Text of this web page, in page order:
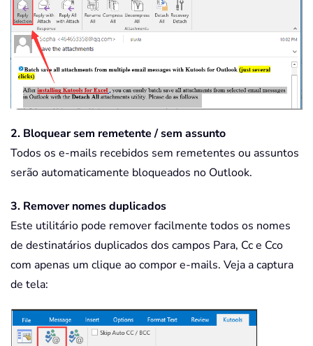
2. Bloquear sem remetente / sem assunto
Todos os e-mails recebidos sem remetentes ou assuntos
serão automaticamente bloqueados no Outlook.
3. Remover nomes duplicados
Este utilitário pode remover facilmente todos os nomes
de destinatários duplicados dos campos Para, Cc e Cco
com apenas um clique ao compor e-mails. Veja a captura
de tela: